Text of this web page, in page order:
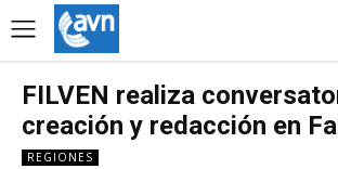
FILVEN realiza
creación y redacción en
REGIONES